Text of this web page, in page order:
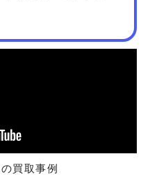
買取事例